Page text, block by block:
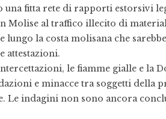
fitta rete di rapporti estorsivi
Molise al traffico illecito di
lungo la costa molisana che
attestazioni.
le fiamme gialle e la
e minacce tra soggetti della
Le indagini non sono ancora